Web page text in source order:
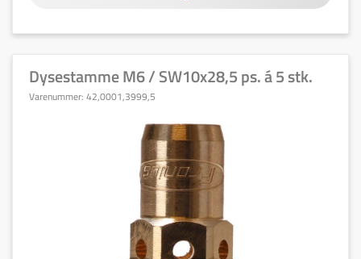
Dysestamme M6 / SW10x28,5 ps. á 5 stk.
Varenummer: 42,0001,3999,5